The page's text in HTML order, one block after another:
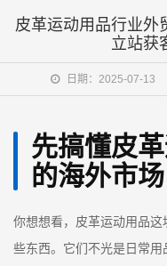
皮革运动用品行业外
立站获
日期：2025-07-13
先搞懂皮
的海外市场
你想想看，皮革运动用品
些东西。它们不光是日常